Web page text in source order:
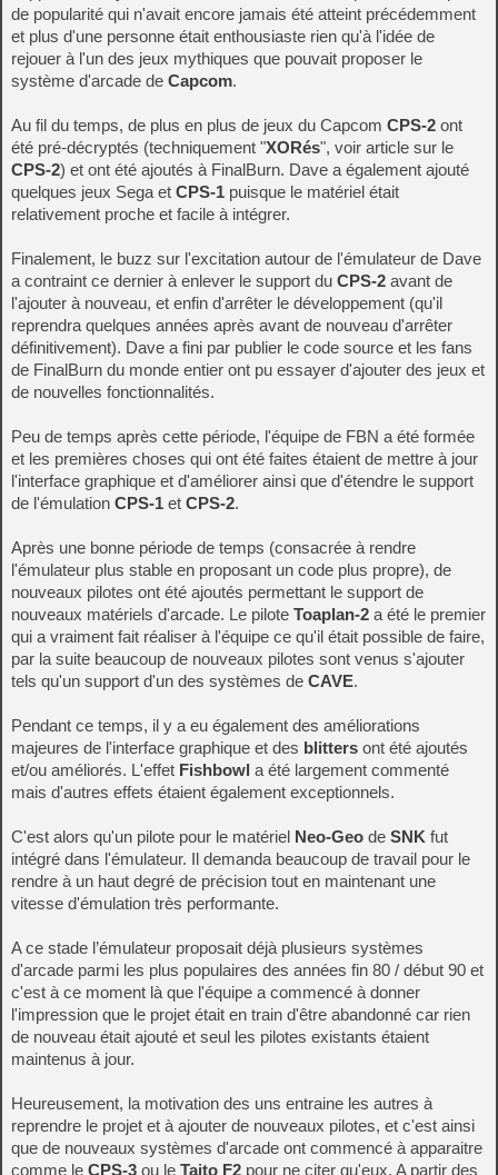
de popularité qui n'avait encore jamais été atteint précédemment
et plus d'une personne était enthousiaste rien qu'à l'idée de
rejouer à l'un des jeux mythiques que pouvait proposer le
système d'arcade de Capcom.
Au fil du temps, de plus en plus de jeux du Capcom CPS-2 ont
été pré-décryptés (techniquement "XORés", voir article sur le
CPS-2) et ont été ajoutés à FinalBurn. Dave a également ajouté
quelques jeux Sega et CPS-1 puisque le matériel était
relativement proche et facile à intégrer.
Finalement, le buzz sur l'excitation autour de l'émulateur de Dave
a contraint ce dernier à enlever le support du CPS-2 avant de
l'ajouter à nouveau, et enfin d'arrêter le développement (qu'il
reprendra quelques années après avant de nouveau d'arrêter
définitivement). Dave a fini par publier le code source et les fans
de FinalBurn du monde entier ont pu essayer d'ajouter des jeux et
de nouvelles fonctionnalités.
Peu de temps après cette période, l'équipe de FBN a été formée
et les premières choses qui ont été faites étaient de mettre à jour
l'interface graphique et d'améliorer ainsi que d'étendre le support
de l'émulation CPS-1 et CPS-2.
Après une bonne période de temps (consacrée à rendre
l'émulateur plus stable en proposant un code plus propre), de
nouveaux pilotes ont été ajoutés permettant le support de
nouveaux matériels d'arcade. Le pilote Toaplan-2 a été le premier
qui a vraiment fait réaliser à l'équipe ce qu'il était possible de faire,
par la suite beaucoup de nouveaux pilotes sont venus s'ajouter
tels qu'un support d'un des systèmes de CAVE.
Pendant ce temps, il y a eu également des améliorations
majeures de l'interface graphique et des blitters ont été ajoutés
et/ou améliorés. L'effet Fishbowl a été largement commenté
mais d'autres effets étaient également exceptionnels.
C'est alors qu'un pilote pour le matériel Neo-Geo de SNK fut
intégré dans l'émulateur. Il demanda beaucoup de travail pour le
rendre à un haut degré de précision tout en maintenant une
vitesse d'émulation très performante.
A ce stade l’émulateur proposait déjà plusieurs systèmes
d'arcade parmi les plus populaires des années fin 80 / début 90 et
c'est à ce moment là que l'équipe a commencé à donner
l'impression que le projet était en train d'être abandonné car rien
de nouveau était ajouté et seul les pilotes existants étaient
maintenus à jour.
Heureusement, la motivation des uns entraine les autres à
reprendre le projet et à ajouter de nouveaux pilotes, et c'est ainsi
que de nouveaux systèmes d'arcade ont commencé à apparaitre
comme le CPS-3 ou le Taito F2 pour ne citer qu'eux. A partir des